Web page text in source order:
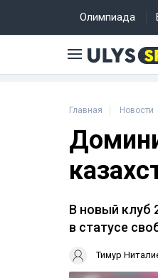
Олимпиада
Главная Новости
В новый клуб
в статусе
Тимур